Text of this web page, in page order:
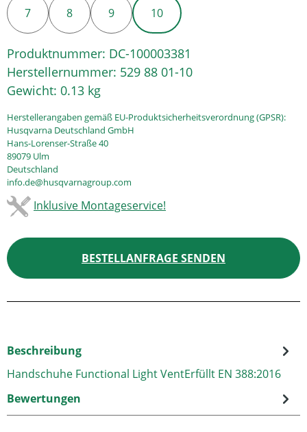
7 8 9 10
Produktnummer: DC-100003381
Herstellernummer: 529 88 01-10
Gewicht: 0.13 kg
Herstellerangaben gemäß EU-Produktsicherheitsverordnung (GPSR):
Husqvarna Deutschland GmbH
Hans-Lorenser-Straße 40
89079 Ulm
Deutschland
info.de@husqvarnagroup.com
Inklusive Montageservice!
BESTELLANFRAGE SENDEN
Beschreibung
Handschuhe Functional Light VentErfüllt EN 388:2016
Bewertungen